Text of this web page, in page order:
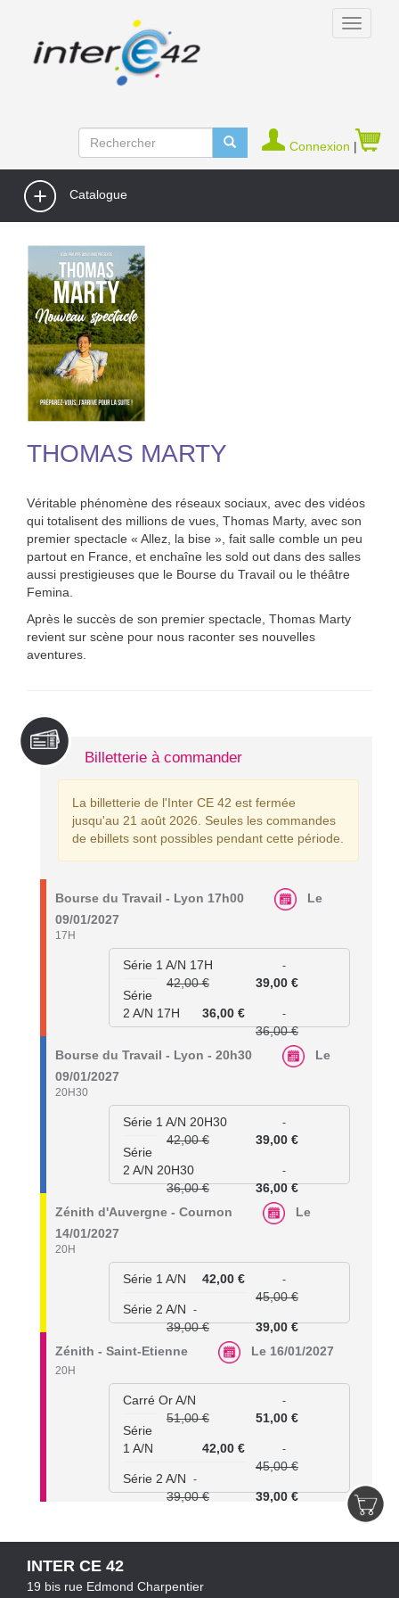
Connexion |
Catalogue
THOMAS MARTY
Véritable phénomène des réseaux sociaux, avec des vidéos
qui totalisent des millions de vues, Thomas Marty, avec son
premier spectacle « Allez, la bise », fait salle comble un peu
partout en France, et enchaîne les sold out dans des salles
aussi prestigieuses que le Bourse du Travail ou le théâtre
Femina.
Après le succès de son premier spectacle, Thomas Marty
revient sur scène pour nous raconter ses nouvelles
aventures.
Billetterie à commander
La billetterie de l'Inter CE 42 est fermée
jusqu'au 21 août 2026. Seules les commandes
de ebillets sont possibles pendant cette période.
Bourse du Travail - Lyon 17h00
Le
09/01/2027
17H
Série 1 A/N 17H -
39,00 €
42,00 €
Série
2 A/N 17H
-
36,00 €
36,00 €
Bourse du Travail - Lyon - 20h30
Le
09/01/2027
20H30
Série 1 A/N 20H30 -
39,00 €
42,00 €
Série
2 A/N 20H30
-
36,00 €
36,00 €
Zénith d'Auvergne - Cournon
Le
14/01/2027
20H
Série 1 A/N -
42,00 €
45,00 €
Série 2 A/N
-
39,00 €
39,00 €
Zénith - Saint-Etienne
Le 16/01/2027
20H
Carré Or A/N -
51,00 €
51,00 €
Série
1 A/N
-
42,00 €
45,00 €
Série 2 A/N
-
39,00 €
39,00 €
INTER CE 42
19 bis rue Edmond Charpentier